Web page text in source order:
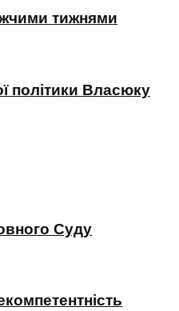
тижнями
політики Власюку
Суду